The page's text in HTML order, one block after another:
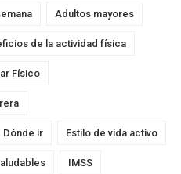
Adultos mayores
de la actividad física
Físico
Dónde ir Estilo de vida activo
IMSS